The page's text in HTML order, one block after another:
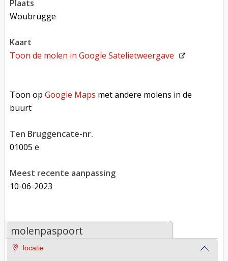
plaats
Woubrugge
kaart
Toon de molen inGoogle Satelietweergave
Toon opGoogle Maps met andere molens in de
buurt
Ten Bruggencate-nr.
01005 e
Meest recente aanpassing
10-06-2023
molenpaspoort
locatie